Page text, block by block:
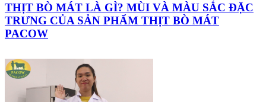
THỊT BÒ MÁT LÀ GÌ? MÙI VÀ MÀU SẮC ĐẶC
TRƯNG CỦA SẢN PHẨM THỊT BÒ MÁT
PACOW